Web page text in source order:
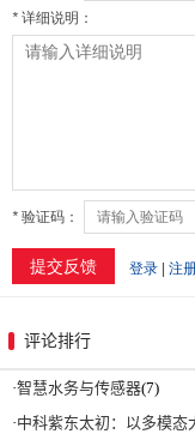
评论排行
·智慧水务与传感器(7)
·中科紫东太初：以多模